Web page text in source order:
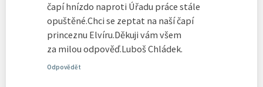
čapí hnízdo naproti Úřadu práce stále
opuštěné.Chci se zeptat na naší čapí
princeznu Elvíru.Děkuji vám všem
za milou odpověď.Luboš Chládek.
Odpovědět